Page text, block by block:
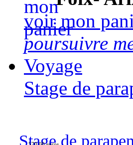
voir mon
poursuivre
Voyage
Stage de
Stage de